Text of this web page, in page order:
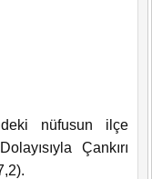
nüfusun ilçe
Çankırı